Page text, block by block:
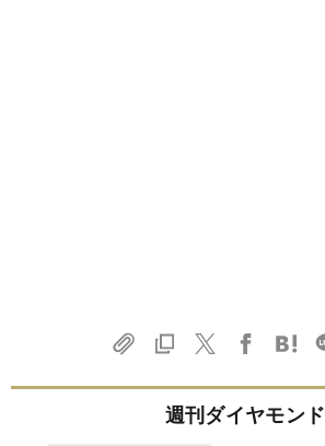
週刊ダイヤモンド